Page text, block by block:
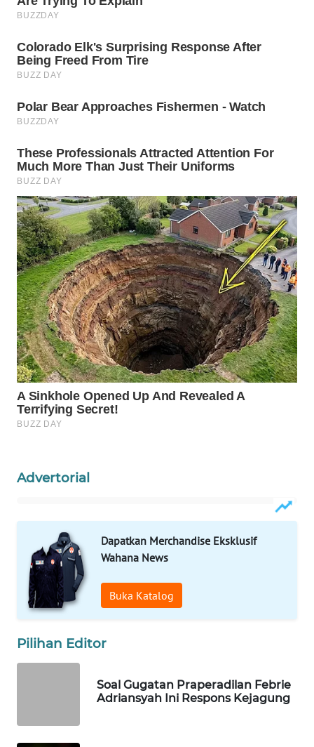
Advertorial
Dapatkan Merchandise Eksklusif
Wahana News
Buka Katalog
Pilihan Editor
Soal Gugatan Praperadilan Febrie
Adriansyah Ini Respons Kejagung
WN
WN
KUNINGAN
WN
WN
SUBANG
WN
SUKABUMI
WN
PURWAKARTA
WN
PRIANGAN
TIMUR
WN
SEMARANG
WN
MADURA
WN
SURABAYA
WN
NATUNA